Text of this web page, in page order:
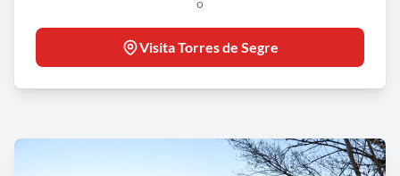
o
Visita Torres de Segre